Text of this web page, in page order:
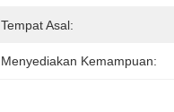
Tempat Asal:
Menyediakan Kemampuan: